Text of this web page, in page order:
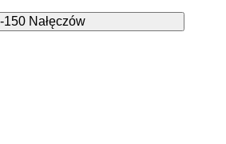
150 Nałęczów